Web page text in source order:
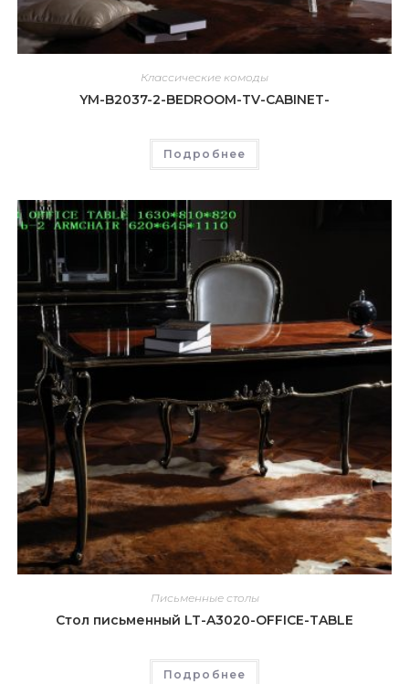
Классические комоды
YM-B2037-2-BEDROOM-TV-CABINET-
Подробнее
Письменные столы
Стол письменный LT-A3020-OFFICE-TABLE
Подробнее